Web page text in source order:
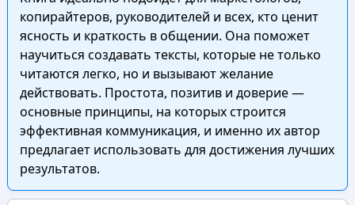
копирайтеров, руководителей и всех, кто ценит
ясность и краткость в общении. Она поможет
научиться создавать тексты, которые не только
читаются легко, но и вызывают желание
действовать. Простота, позитив и доверие —
основные принципы, на которых строится
эффективная коммуникация, и именно их автор
предлагает использовать для достижения лучших
результатов.